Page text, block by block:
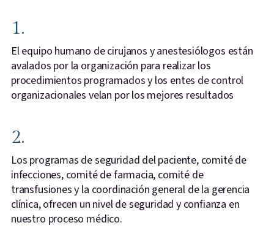
1.
El equipo humano de cirujanos y anestesiólogos están
avalados por la organización para realizar los
procedimientos programados y los entes de control
organizacionales velan por los mejores resultados
2.
Los programas de seguridad del paciente, comité de
infecciones, comité de farmacia, comité de
transfusiones y la coordinación general de la gerencia
clínica, ofrecen un nivel de seguridad y confianza en
nuestro proceso médico.